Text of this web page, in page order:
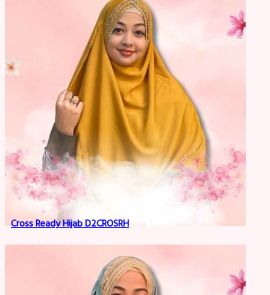
Cross Ready Hijab D2CROSRH